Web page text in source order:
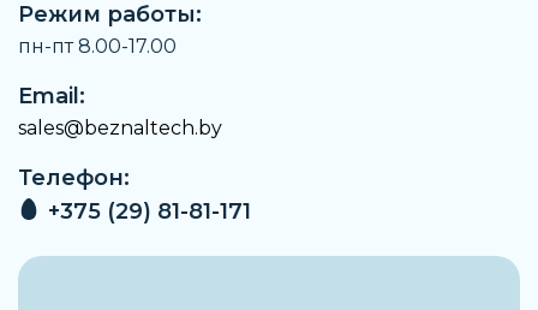
Тип шпинделя
Шарико-винтовая передача
Максимальное ускорение
±0,02 мм
Максимальное радиальное усилие на
приводном валу
Режим работы:
пн-пт 8.00-17.00
Email:
sales@beznaltech.by
Телефон:
+375 (29) 81-81-171